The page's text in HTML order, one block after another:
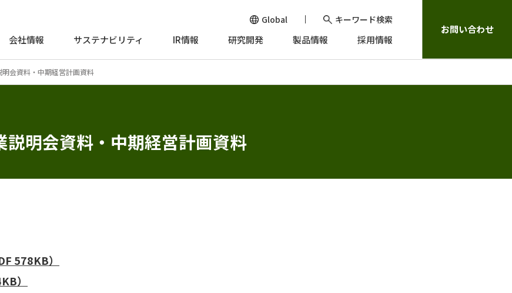
Global キーワード検索
会社情報 サステナビリティ IR情報 研究開発 製品情報 採用情報
お問い合わせ
会資料・中期経営計画資料
明会資料・中期経営計画資料
578KB）
）